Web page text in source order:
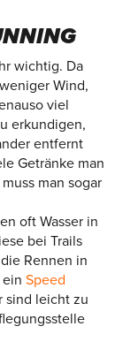
wichtig. Da
Wind,
viel
erkundigen,
entfernt
Getränke man
man sogar
oft Wasser in
bei Trails
Rennen in
Speed
sind leicht zu